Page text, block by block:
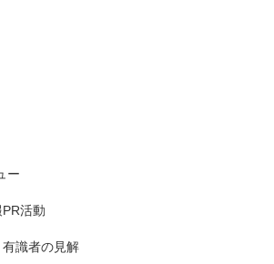
ー
活動
有識者の見解